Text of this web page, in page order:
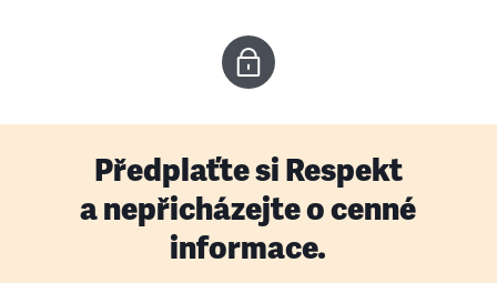
Předplaťte si Respekt
a nepřicházejte o cenné
informace.